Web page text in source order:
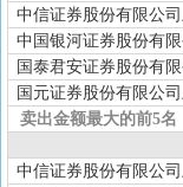
中信证券股份有限公
中国银河证券股份有
国泰君安证券股份有
国元证券股份有限公
卖出金额最大的前5名
中信证券股份有限公